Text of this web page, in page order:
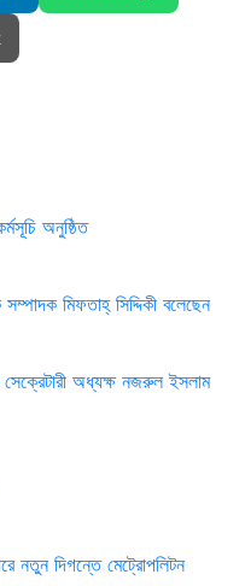
অনুষ্ঠিত
সম্পাদক মিফতাহ্ সিদ্দিকী বলেছেন
সেক্রেটারী অধ্যক্ষ নজরুল ইসলাম
নতুন দিগন্তে মেট্রোপলিটন